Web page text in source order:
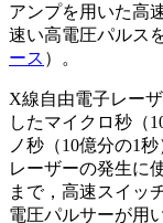
アンプを用いた高
速い高電圧パルス
ース ）。
X線自由電子レー
したマイクロ秒（
ノ秒（10億分の1
レーザーの発生に
まで，高速スイッ
電圧パルサーが用